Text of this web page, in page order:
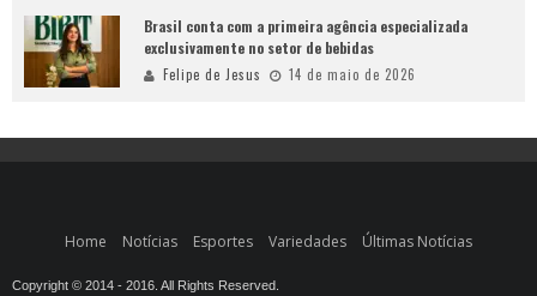
Brasil conta com a primeira agência especializada
exclusivamente no setor de bebidas
Felipe de Jesus 14 de maio de 2026
Home Notícias Esportes Variedades Últimas Notícias
Copyright © 2014 - 2016. All Rights Reserved.